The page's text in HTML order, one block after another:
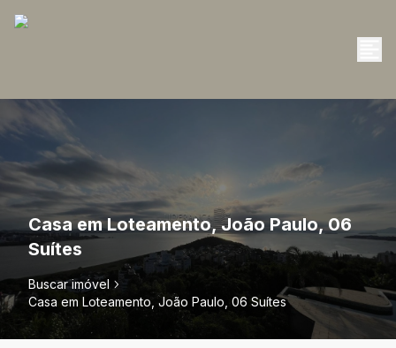
Casa em Loteamento, João Paulo, 06
Suítes
Buscar imóvel
Casa em Loteamento, João Paulo, 06 Suítes